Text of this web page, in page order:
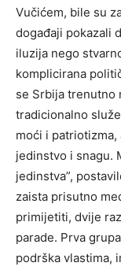
Vučićem, bile su
događaji pokazali
iluzija nego
komplicirana
se Srbija trenutno
tradicionalno
moći i patriotizma,
jedinstvo i snagu.
jedinstva”,
zaista prisutno
primijetiti, dvije
parade. Prva
podrška vlastima,